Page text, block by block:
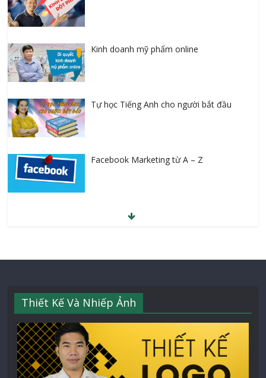
Kinh doanh mỹ phẩm online
Tự học Tiếng Anh cho người bắt đầu
Facebook Marketing từ A – Z
Thiết Kế Và Nhiếp Ảnh